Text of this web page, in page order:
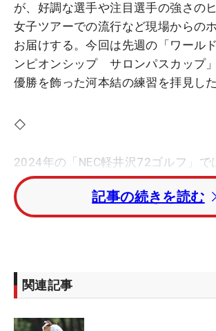
が、好調な選手や注目選手の強さの
女子ツアーでの流行など現場からの
お届けする。今回は先週の「ワール
ンピオンシップ サロンパスカップ
優勝を飾った河本結の練習を拝見した
◇
2024年の「NEC軽井沢72ゴルフ」で
目となる復活Vを遂げた河本。昨季
て今季は国内メジャー初制覇と年々
る。大西コーチは「23年ぐらいまで
位置が上から下になったことで、調
たと思います」とスイングの変化が
記事の続きを読む
関連記事